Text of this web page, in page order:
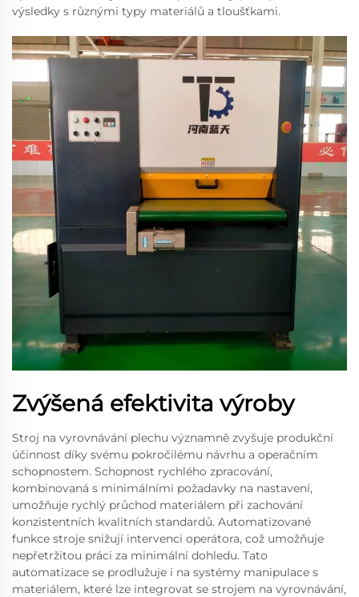
výsledky s různými typy materiálů a tloušťkami.
Zvýšená efektivita výroby
Stroj na vyrovnávání plechu významně zvyšuje produkční
účinnost díky svému pokročilému návrhu a operačním
schopnostem. Schopnost rychlého zpracování,
kombinovaná s minimálními požadavky na nastavení,
umožňuje rychlý průchod materiálem při zachování
konzistentních kvalitních standardů. Automatizované
funkce stroje snižují intervenci operátora, což umožňuje
nepřetržitou práci za minimální dohledu. Tato
automatizace se prodlužuje i na systémy manipulace s
materiálem, které lze integrovat se strojem na vyrovnávání,